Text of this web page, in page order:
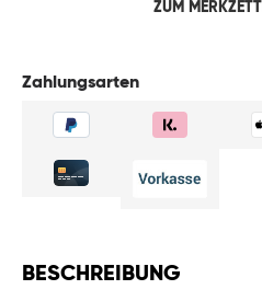
ZUM
Zahlungsarten
BESCHREIBUNG